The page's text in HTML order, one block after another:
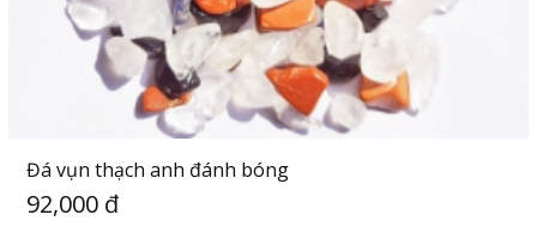
Đá vụn thạch anh đánh bóng
92,000 đ